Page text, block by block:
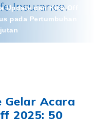
Update dan Kick Off
pada Pertumbuhan
Gelar Acara
2025: 50